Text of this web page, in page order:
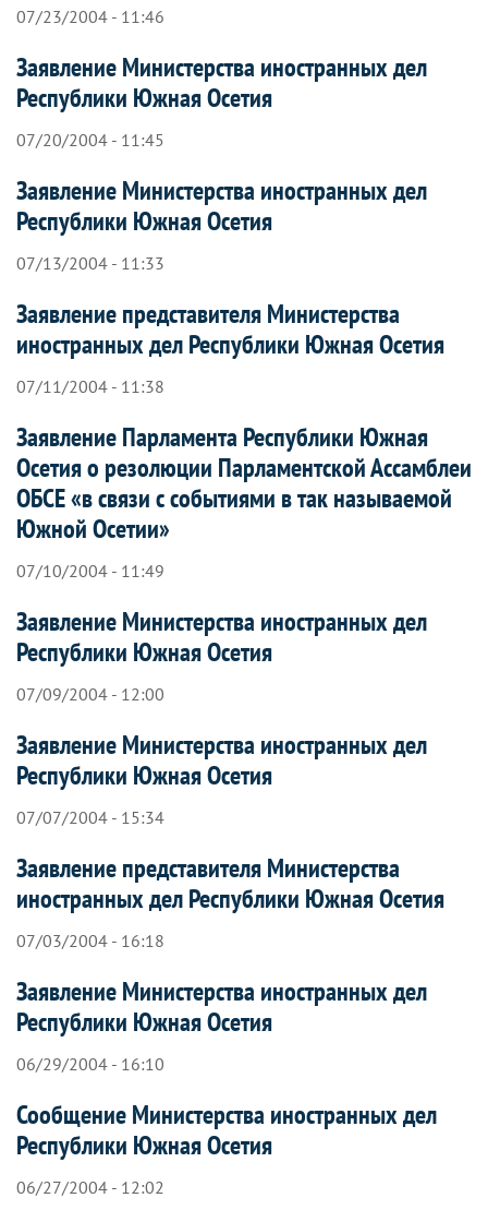
07/23/2004 - 11:46
Заявление Министерства иностранных дел
Республики Южная Осетия
07/20/2004 - 11:45
Заявление Министерства иностранных дел
Республики Южная Осетия
07/13/2004 - 11:33
Заявление представителя Министерства
иностранных дел Республики Южная Осетия
07/11/2004 - 11:38
Заявление Парламента Республики Южная
Осетия о резолюции Парламентской Ассамблеи
ОБСЕ «в связи с событиями в так называемой
Южной Осетии»
07/10/2004 - 11:49
Заявление Министерства иностранных дел
Республики Южная Осетия
07/09/2004 - 12:00
Заявление Министерства иностранных дел
Республики Южная Осетия
07/07/2004 - 15:34
Заявление представителя Министерства
иностранных дел Республики Южная Осетия
07/03/2004 - 16:18
Заявление Министерства иностранных дел
Республики Южная Осетия
06/29/2004 - 16:10
Сообщение Министерства иностранных дел
Республики Южная Осетия
06/27/2004 - 12:02